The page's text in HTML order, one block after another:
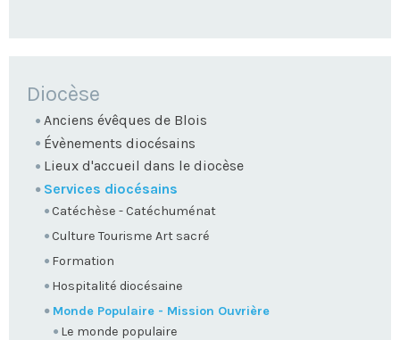
NAVIGATION
Diocèse
Anciens évêques de Blois
Évènements diocésains
Lieux d'accueil dans le diocèse
Services diocésains
Catéchèse - Catéchuménat
Culture Tourisme Art sacré
Formation
Hospitalité diocésaine
Monde Populaire - Mission Ouvrière
Le monde populaire